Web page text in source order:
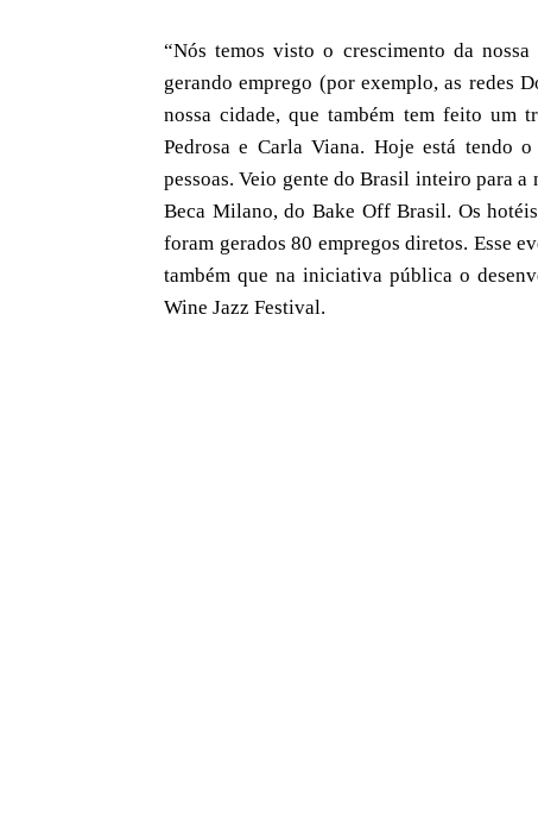
“Nós temos visto o crescimento da
gerando emprego (por exemplo, as redes
nossa cidade, que também tem feito um
Pedrosa e Carla Viana. Hoje está tendo
pessoas. Veio gente do Brasil inteiro para a
Beca Milano, do Bake Off Brasil. Os
foram gerados 80 empregos diretos. Esse
também que na iniciativa pública o
Wine Jazz Festival.